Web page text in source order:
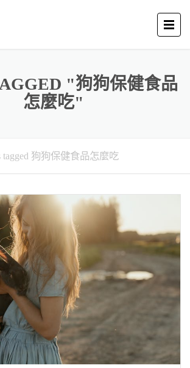
"狗狗保健食品
怎麼吃"
tagged 狗狗保健食品怎麼吃